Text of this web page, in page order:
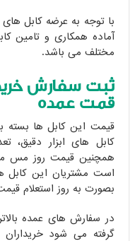
با توجه به عرضه کابل
آماده همکاری و تامین
مختلف می باشد.
ثبت سفارش
قمت عمده
قیمت این کابل ها بسته
کابل های ابزار دقیق،
همچنین قیمت روز مس می
است مشتریان این کابل
بصورت به روز استعلام
در سفارش های عمده
گرفته می شود خریداران